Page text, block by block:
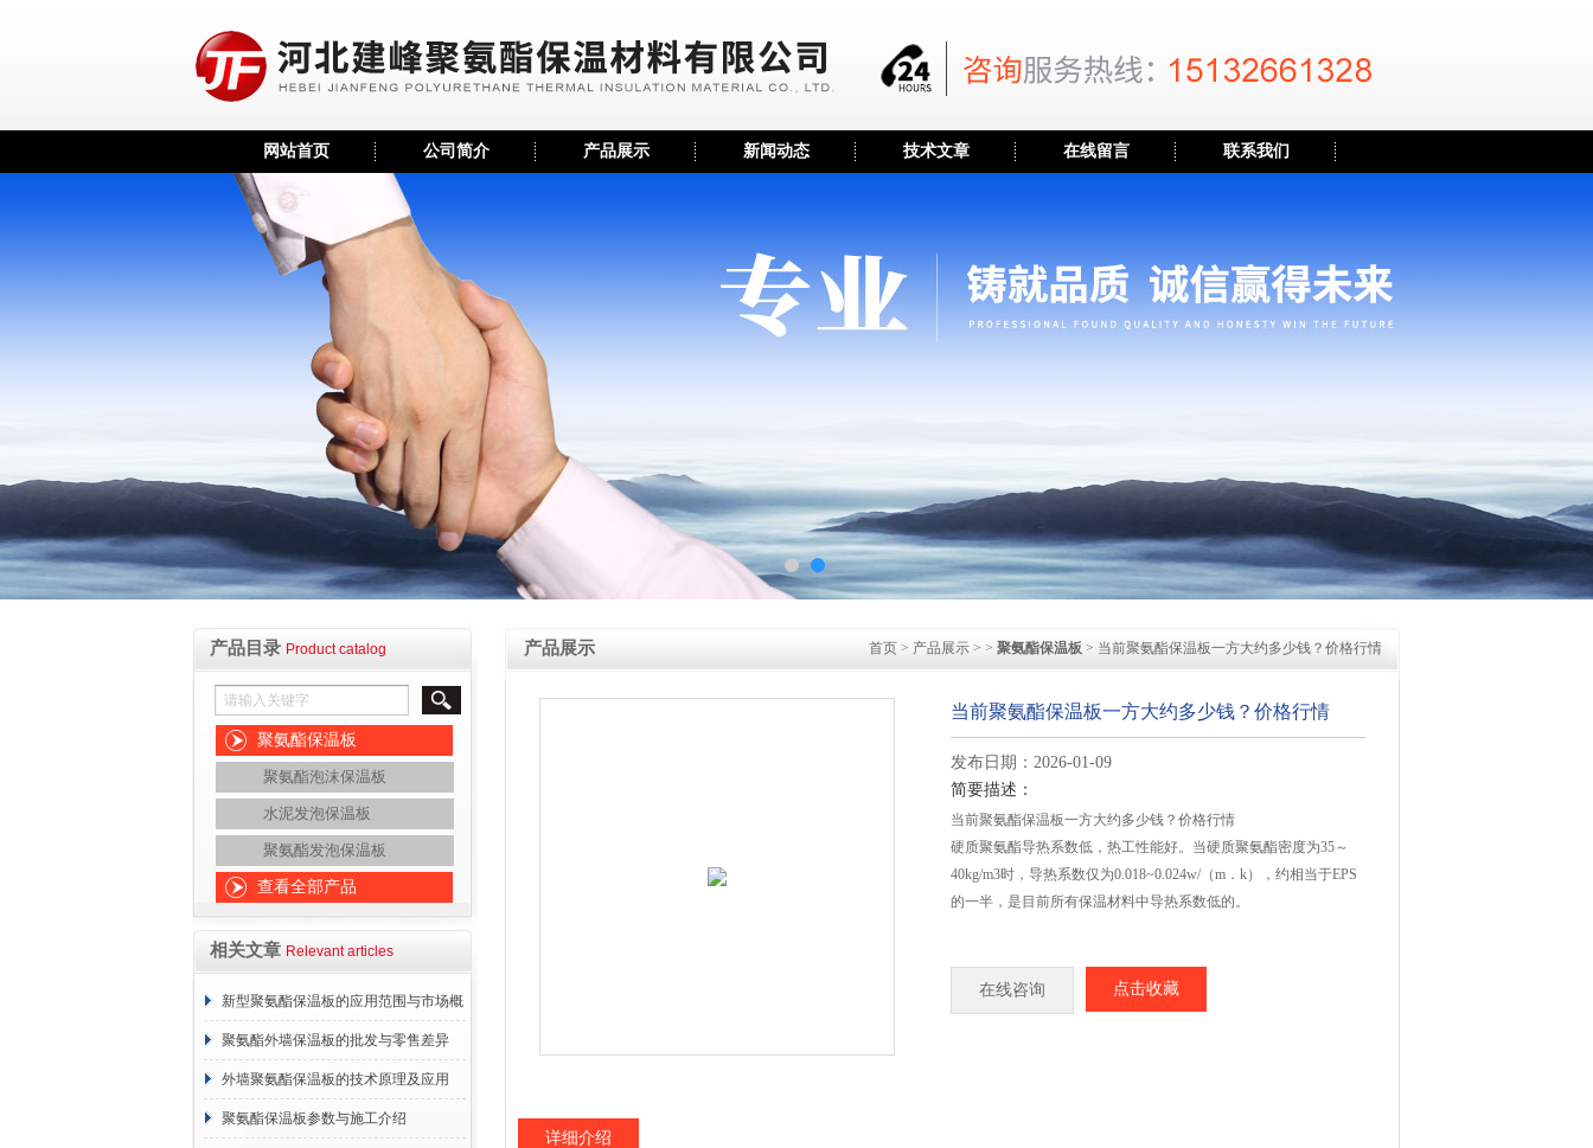
网站首页 公司简介 产品展示 新闻动态 技术文章 在线留言 联系我们
产品目录 Product catalog
聚氨酯保温板
聚氨酯泡沫保温板
水泥发泡保温板
聚氨酯发泡保温板
查看全部产品
相关文章 Relevant articles
新型聚氨酯保温板的应用范围与市场概
况
聚氨酯外墙保温板的批发与零售差异
外墙聚氨酯保温板的技术原理及应用
聚氨酯保温板参数与施工介绍
产品展示 首页 > 产品展示 > > 聚氨酯保温板 > 当前聚氨酯保温板一方大约多少钱？价格行情
当前聚氨酯保温板一方大约多少钱？价格行情
发布日期：2026-01-09
简要描述：
当前聚氨酯保温板一方大约多少钱？价格行情
硬质聚氨酯导热系数低，热工性能好。当硬质聚氨酯密度为35～
40kg/m3时，导热系数仅为0.018~0.024w/（m．k），约相当于EPS
的一半，是目前所有保温材料中导热系数低的。
在线咨询 点击收藏
详细介绍